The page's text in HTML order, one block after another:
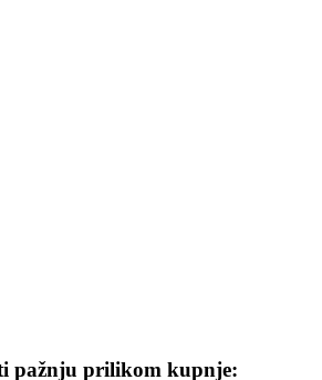
pažnju prilikom kupnje: